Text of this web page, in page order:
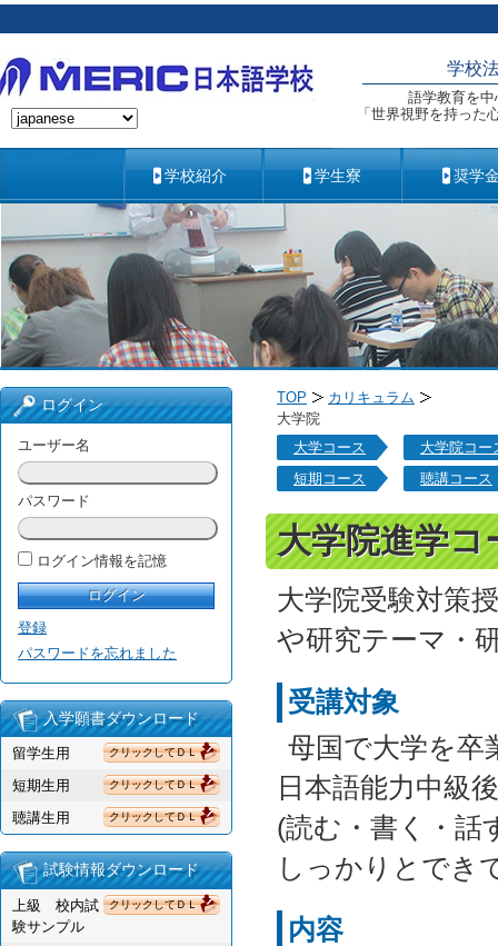
学校
語学教育を
「世界視野を持った
学校紹介 学生寮 奨学
ログイン
ユーザー名
パスワード
ログイン情報を記憶
登録
パスワードを忘れました
入学願書ダウンロード
留学生用 クリックしてＤＬ
短期生用 クリックしてＤＬ
聴講生用 クリックしてＤＬ
試験情報ダウンロード
クリックしてＤＬ
上級 校内試
験サンプル
TOP
カリキュラム
大学院
大学コース
大学院コー
短期コース
聴講コース
大学院進学コ
大学院受験対策
や研究テーマ・
受講対象
母国で大学を卒
日本語能力中級
(読む・書く・話
しっかりとでき
内容